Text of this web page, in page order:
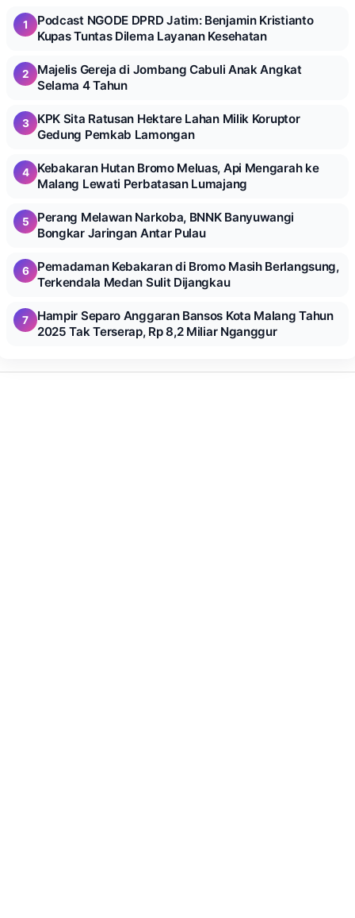
1
Podcast NGODE DPRD Jatim: Benjamin Kristianto
Kupas Tuntas Dilema Layanan Kesehatan
2
Majelis Gereja di Jombang Cabuli Anak Angkat
Selama 4 Tahun
3
KPK Sita Ratusan Hektare Lahan Milik Koruptor
Gedung Pemkab Lamongan
4
Kebakaran Hutan Bromo Meluas, Api Mengarah ke
Malang Lewati Perbatasan Lumajang
5
Perang Melawan Narkoba, BNNK Banyuwangi
Bongkar Jaringan Antar Pulau
6
Pemadaman Kebakaran di Bromo Masih Berlangsung,
Terkendala Medan Sulit Dijangkau
7
Hampir Separo Anggaran Bansos Kota Malang Tahun
2025 Tak Terserap, Rp 8,2 Miliar Nganggur